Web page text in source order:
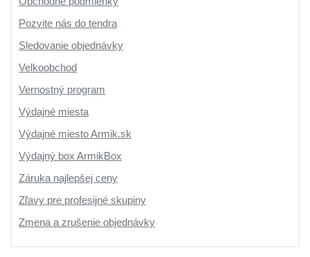
Pozvite nás do tendra
Sledovanie objednávky
Velkoobchod
Vernostný program
Výdajné miesta
Výdajné miesto Armik.sk
Výdajný box ArmikBox
Záruka najlepšej ceny
Zľavy pre profesijné skupiny
Zmena a zrušenie objednávky